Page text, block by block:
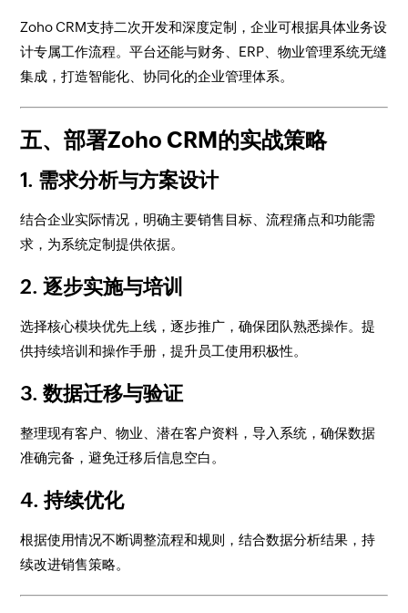
Zoho CRM支持二次开发和深度定制，企业可根据具体业务设
计专属工作流程。平台还能与财务、ERP、物业管理系统无缝
集成，打造智能化、协同化的企业管理体系。
五、部署Zoho CRM的实战策略
1. 需求分析与方案设计
结合企业实际情况，明确主要销售目标、流程痛点和功能需
求，为系统定制提供依据。
2. 逐步实施与培训
选择核心模块优先上线，逐步推广，确保团队熟悉操作。提
供持续培训和操作手册，提升员工使用积极性。
3. 数据迁移与验证
整理现有客户、物业、潜在客户资料，导入系统，确保数据
准确完备，避免迁移后信息空白。
4. 持续优化
根据使用情况不断调整流程和规则，结合数据分析结果，持
续改进销售策略。